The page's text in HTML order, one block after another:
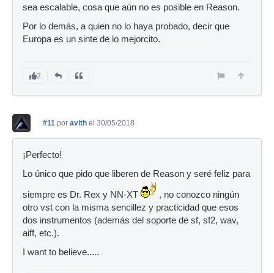
sea escalable, cosa que aún no es posible en Reason.
Por lo demás, a quien no lo haya probado, decir que
Europa es un sinte de lo mejorcito.
2
#11 por avith el 30/05/2018
¡Perfecto!
Lo único que pido que liberen de Reason y seré feliz para
siempre es Dr. Rex y NN-XT
, no conozco ningún
otro vst con la misma sencillez y practicidad que esos
dos instrumentos (además del soporte de sf, sf2, wav,
aiff, etc.).
I want to believe.....